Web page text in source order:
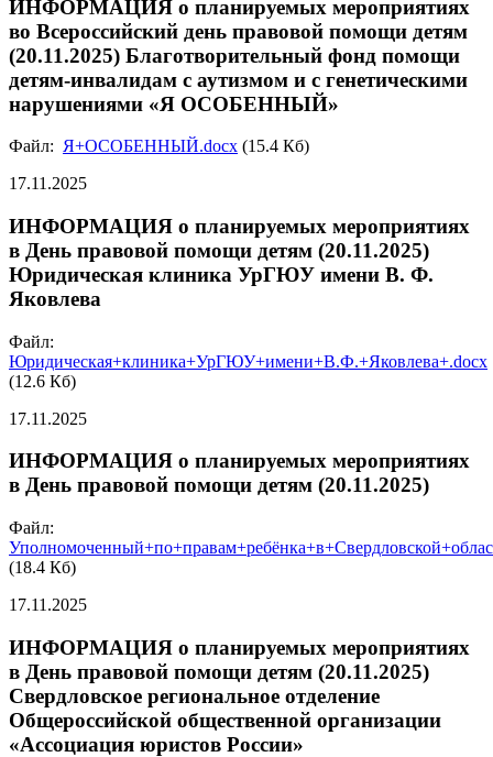
ИНФОРМАЦИЯ о планируемых мероприятиях
во Всероссийский день правовой помощи детям
(20.11.2025) Благотворительный фонд помощи
детям-инвалидам с аутизмом и с генетическими
нарушениями «Я ОСОБЕННЫЙ»
Файл: Я+ОСОБЕННЫЙ.docx (15.4 Кб)
17.11.2025
ИНФОРМАЦИЯ о планируемых мероприятиях
в День правовой помощи детям (20.11.2025)
Юридическая клиника УрГЮУ имени В. Ф.
Яковлева
Файл:
Юридическая+клиника+УрГЮУ+имени+В.Ф.+Яковлева+.docx
(12.6 Кб)
17.11.2025
ИНФОРМАЦИЯ о планируемых мероприятиях
в День правовой помощи детям (20.11.2025)
Файл:
(18.4 Кб)
17.11.2025
ИНФОРМАЦИЯ о планируемых мероприятиях
в День правовой помощи детям (20.11.2025)
Свердловское региональное отделение
Общероссийской общественной организации
«Ассоциация юристов России»